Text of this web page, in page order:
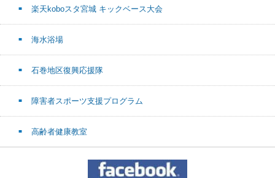
楽天koboスタ宮城 キックベース大会
海水浴場
石巻地区復興応援隊
障害者スポーツ支援プログラム
高齢者健康教室